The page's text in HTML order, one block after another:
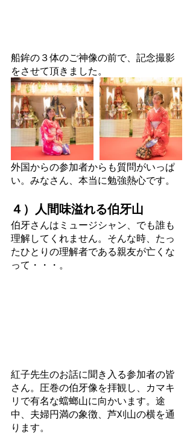
船鉾の３体のご神像の前で、記念撮影
をさせて頂きました。
外国からの参加者からも質問がいっぱ
い。みなさん、本当に勉強熱心です。
４）人間味溢れる伯牙山
伯牙さんはミュージシャン、でも誰も
理解してくれません。そんな時、たっ
たひとりの理解者である親友が亡くな
って・・・。
紅子先生のお話に聞き入る参加者の皆
さん。圧巻の伯牙像を拝観し、カマキ
リで有名な蟷螂山に向かいます。途
中、夫婦円満の象徴、芦刈山の横を通
ります。